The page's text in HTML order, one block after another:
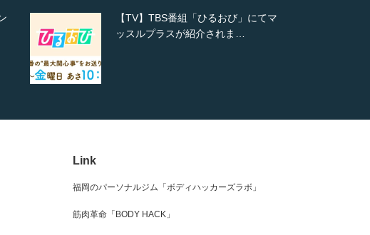
TOKYO FMラジオ番組「ONE
MORNING」で紹介さ…
Link
福岡のパーソナルジム「ボディハッカーズラボ」
筋肉革命「BODY HACK」